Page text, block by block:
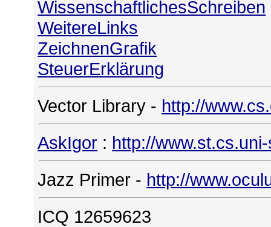
WissenschaftlichesSchreiben
WeitereLinks
ZeichnenGrafik
SteuerErklärung
Vector Library - http://
AskIgor : http://
Jazz Primer - http://
ICQ 12659623